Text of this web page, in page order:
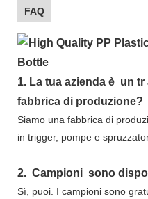
FAQ
1. La tua azienda è un tr
fabbrica di produzione?
Siamo una fabbrica di
in trigger, pompe e
2. Campioni sono
Sì, puoi. I campioni sono